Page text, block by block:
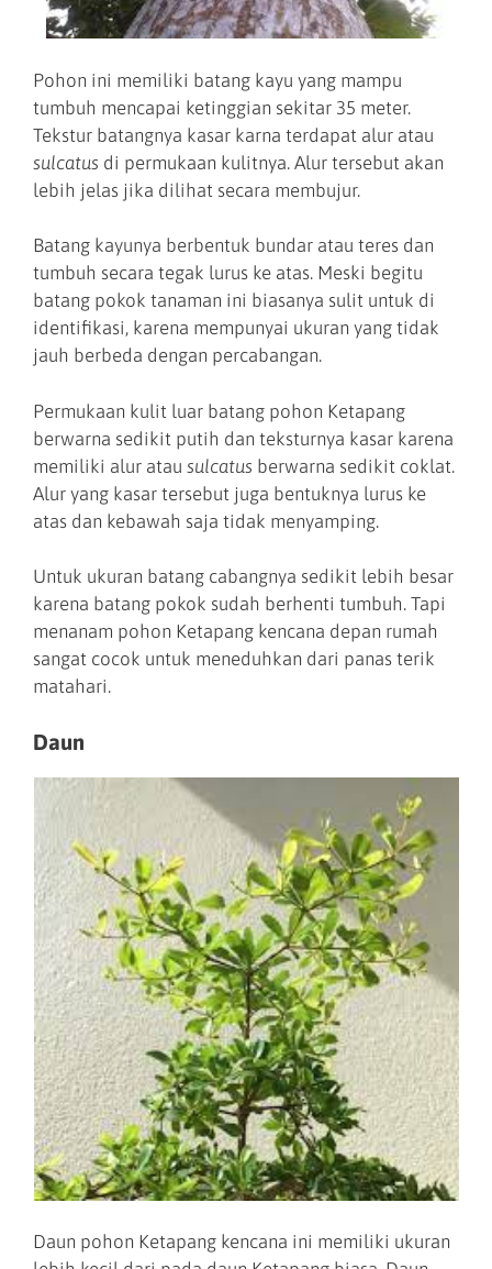
Pohon ini memiliki batang kayu yang mampu
tumbuh mencapai ketinggian sekitar 35 meter.
Tekstur batangnya kasar karna terdapat alur atau
sulcatus di permukaan kulitnya. Alur tersebut akan
lebih jelas jika dilihat secara membujur.
Batang kayunya berbentuk bundar atau teres dan
tumbuh secara tegak lurus ke atas. Meski begitu
batang pokok tanaman ini biasanya sulit untuk di
identifikasi, karena mempunyai ukuran yang tidak
jauh berbeda dengan percabangan.
Permukaan kulit luar batang pohon Ketapang
berwarna sedikit putih dan teksturnya kasar karena
memiliki alur atau sulcatus berwarna sedikit coklat.
Alur yang kasar tersebut juga bentuknya lurus ke
atas dan kebawah saja tidak menyamping.
Untuk ukuran batang cabangnya sedikit lebih besar
karena batang pokok sudah berhenti tumbuh. Tapi
menanam pohon Ketapang kencana depan rumah
sangat cocok untuk meneduhkan dari panas terik
matahari.
Daun
Daun pohon Ketapang kencana ini memiliki ukuran